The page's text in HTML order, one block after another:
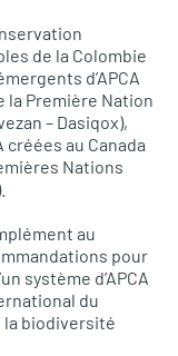
de la Colombie
d’APCA
la Première Nation
– Dasiqox),
créées au Canada
Nations
au
pour
système d’APCA
du
la biodiversité